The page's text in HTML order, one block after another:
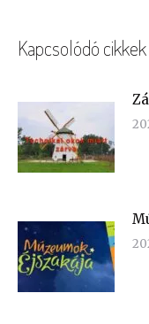
Kapcsolódó cikkek